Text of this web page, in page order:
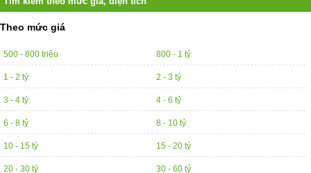
Theo mức giá
500 - 800 triệu 800 - 1 tỷ
1 - 2 tỷ 2 - 3 tỷ
3 - 4 tỷ 4 - 6 tỷ
6 - 8 tỷ 8 - 10 tỷ
10 - 15 tỷ 15 - 20 tỷ
20 - 30 tỷ 30 - 60 tỷ